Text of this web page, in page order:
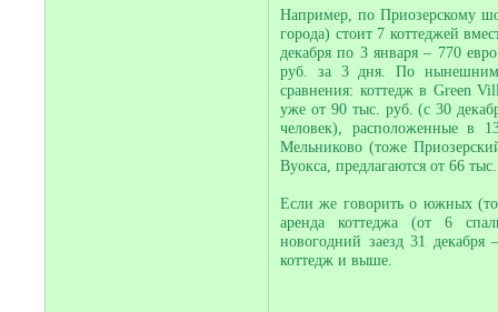
Например, по Приозерскому
города) стоит 7 коттеджей
декабря по 3 января – 770
руб. за 3 дня. По нынешним
сравнения: коттедж в Green
уже от 90 тыс. руб. (с 30
человек), расположенные в
Мельниково (тоже
Вуокса, предлагаются от 66
Если же говорить о южных
аренда коттеджа (от 6
новогодний заезд 31
коттедж и выше.